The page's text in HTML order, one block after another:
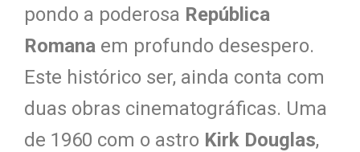
pondo a poderosa República
Romana em profundo desespero.
Este histórico ser, ainda conta com
duas obras cinematográficas. Uma
de 1960 com o astro Kirk Douglas,